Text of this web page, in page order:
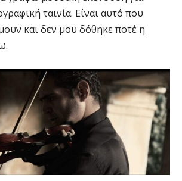
ταινία. Είναι αυτό που
και δεν μου δόθηκε ποτέ η